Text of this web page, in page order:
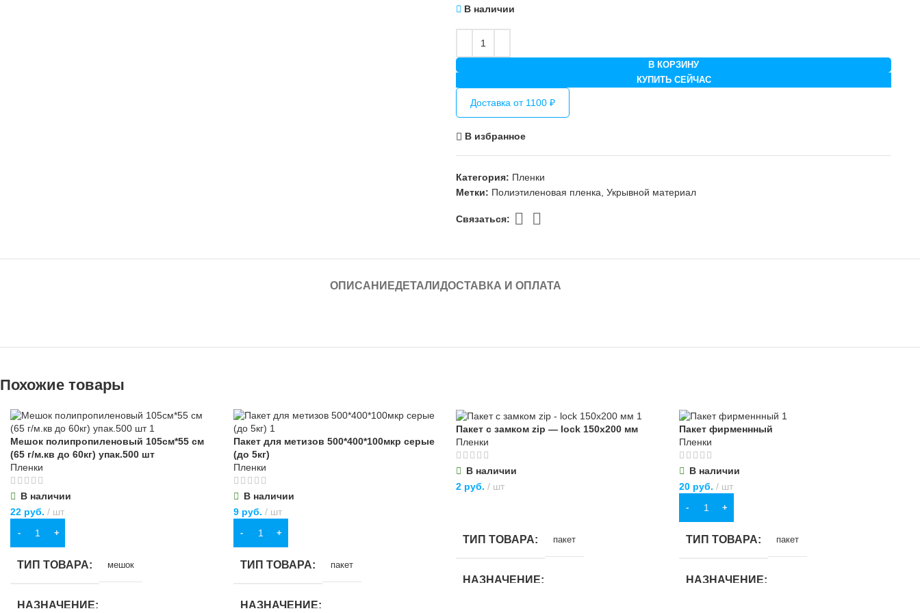
В наличии
В КОРЗИНУ
КУПИТЬ СЕЙЧАС
Доставка от 1100 ₽
В избранное
Категория: Пленки
Метки: Полиэтиленовая пленка Укрывной материал
Связаться:
ОПИСАНИЕДЕТАЛИДОСТАВКА И ОПЛАТА
Похожие товары
Мешок полипропиленовый 105см*55 см
(65 г/м.кв до 60кг) упак.500 шт
Пленки
В наличии
22 руб. шт
В КОРЗИНУ
ТИП ТОВАРА мешок
НАЗНАЧЕНИЕ
Пакет для метизов 500*400*100мкр серые
(до 5кг)
Пленки
В наличии
9руб. шт
В КОРЗИНУ
ТИП ТОВАРА пакет
НАЗНАЧЕНИЕ
Пакет с замком zip — lock 150х200 мм
Пленки
В наличии
2 руб. шт
ТИП ТОВАРА пакет
НАЗНАЧЕНИЕ
Пакет фирменнный
Пленки
В наличии
20руб. шт
В КОРЗИНУ
ТИП ТОВАРА пакет
НАЗНАЧЕНИЕ